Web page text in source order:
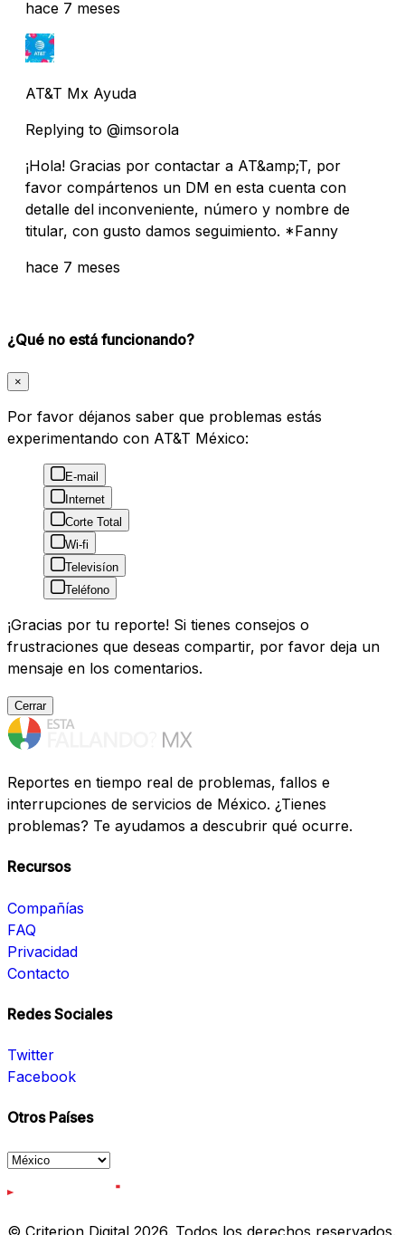
hace 7 meses
AT&T Mx Ayuda
Replying to @imsorola
¡Hola! Gracias por contactar a AT&amp;T, por
favor compártenos un DM en esta cuenta con
detalle del inconveniente, número y nombre de
titular, con gusto damos seguimiento. *Fanny
hace 7 meses
¿Qué no está funcionando?
×
Por favor déjanos saber que problemas estás
experimentando con AT&T México:
E-mail
Internet
Corte Total
Wi-fi
Televisíon
Teléfono
¡Gracias por tu reporte! Si tienes consejos o
frustraciones que deseas compartir, por favor deja un
mensaje en los comentarios.
Cerrar
Reportes en tiempo real de problemas, fallos e
interrupciones de servicios de México. ¿Tienes
problemas? Te ayudamos a descubrir qué ocurre.
Recursos
Compañías
FAQ
Privacidad
Contacto
Redes Sociales
Twitter
Facebook
Otros Países
© Criterion Digital 2026. Todos los derechos reservados.